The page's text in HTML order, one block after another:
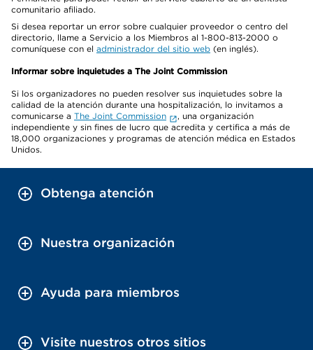
comunitario afiliado.
Si desea reportar un error sobre cualquier proveedor o centro del
directorio, llame a Servicio a los Miembros al 1-800-813-2000 o
comuníquese con el administrador del sitio web (en inglés).
Informar sobre inquietudes a The Joint Commission
Si los organizadores no pueden resolver sus inquietudes sobre la
calidad de la atención durante una hospitalización, lo invitamos a
comunicarse a The Joint Commission
, una organización
independiente y sin fines de lucro que acredita y certifica a más de
18,000 organizaciones y programas de atención médica en Estados
Unidos.
Obtenga atención
Nuestra organización
Ayuda para miembros
Visite nuestros otros sitios